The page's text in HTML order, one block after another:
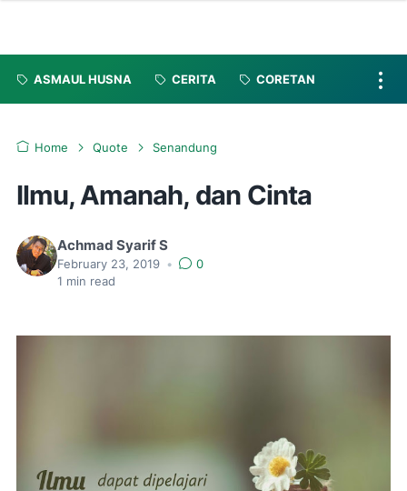
ASMAUL HUSNA CERITA CORETAN
Home Quote Senandung
Ilmu, Amanah, dan Cinta
Achmad Syarif S
February 23, 2019 •
0
1 min read